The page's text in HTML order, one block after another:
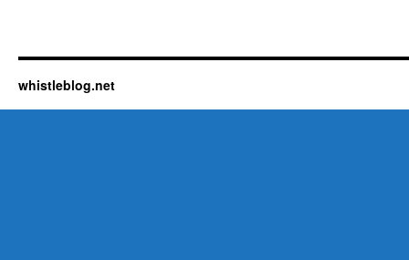
whistleblog.net